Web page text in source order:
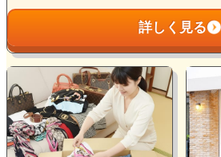
詳しく見る
リ
ク
グ
ル
ー
プ
リ
グ
ル
ー
プ
リ